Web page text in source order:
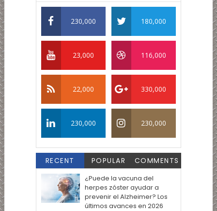
230,000 180,000
23,000 116,000
22,000 330,000
230,000 230,000
RECENT POPULAR COMMENTS
¿Puede la vacuna del
herpes zóster ayudar a
prevenir el Alzheimer? Los
últimos avances en 2026